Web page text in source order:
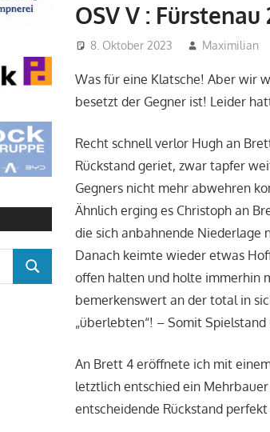
OSV V : Fürstenau
8. Oktober 2023 Maximilian
Was für eine Klatsche! Aber wir
besetzt der Gegner ist! Leider
Recht schnell verlor Hugh an
Rückstand geriet, zwar tapfer
Gegners nicht mehr abwehren
Ähnlich erging es Christoph an
die sich anbahnende Niederlage
Danach keimte wieder etwas
offen halten und holte immerhin
bemerkenswert an der total in
„überlebten“! – Somit
An Brett 4 eröffnete ich mit
letztlich entschied ein
entscheidende Rückstand
SUCHEN